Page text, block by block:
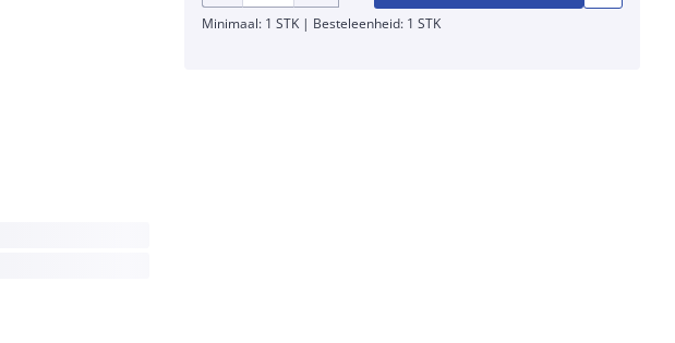
Minimaal: 1 STK | Besteleenheid: 1 STK